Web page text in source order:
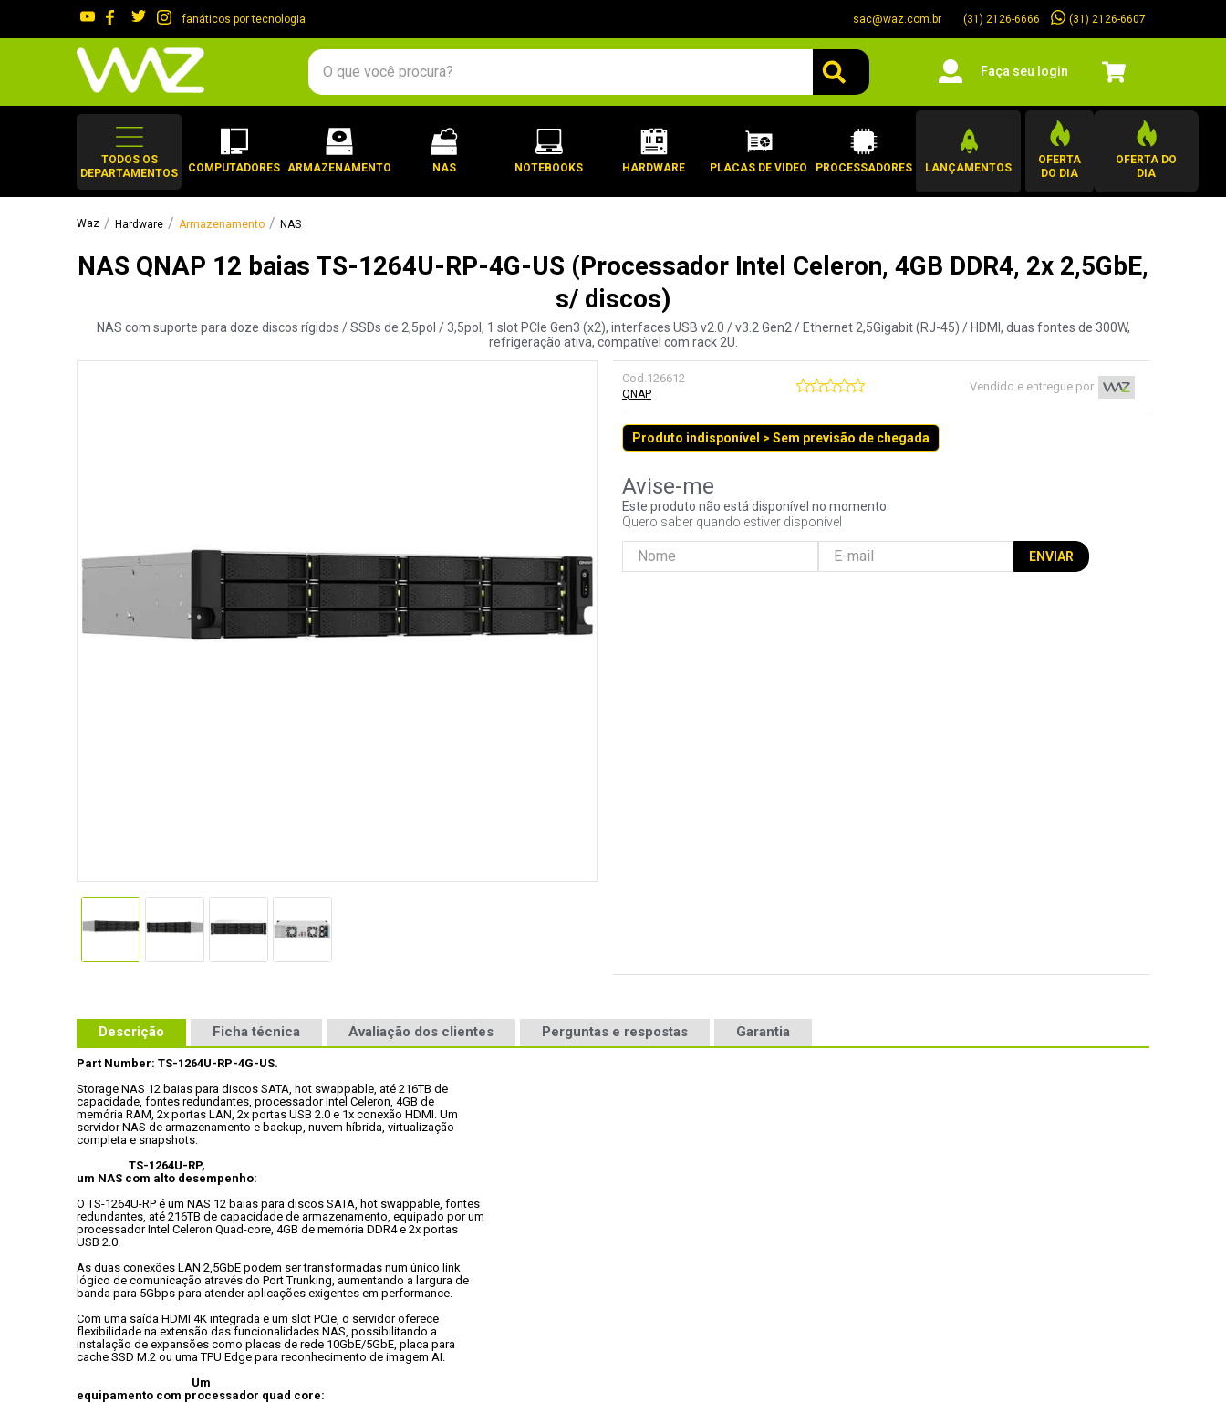
fanáticos por tecnologia sac@waz.com.br (31) 2126-6666 (31) 2126-6607
O que você procura?
Faça seu login
TODOS OS
DEPARTAMENTOS
COMPUTADORES ARMAZENAMENTO NAS NOTEBOOKS HARDWARE PLACAS DE VIDEO PROCESSADORES LANÇAMENTOS
OFERTA
DO DIA
OFERTA DO
DIA
Hardware Armazenamento NAS
NAS QNAP 12 baias TS-1264U-RP-4G-US (Processador Intel Celeron, 4GB DDR4, 2x 2,5GbE,
s/ discos)
NAS com suporte para doze discos rígidos / SSDs de 2,5pol / 3,5pol, 1 slot PCIe Gen3 (x2), interfaces USB v2.0 / v3.2 Gen2 / Ethernet 2,5Gigabit (RJ-45) / HDMI, duas fontes de 300W,
refrigeração ativa, compatível com rack 2U.
Cod.126612
QNAP
Vendido e entregue por
Produto indisponível > Sem previsão de chegada
Este produto não está disponível no momento
Quero saber quando estiver disponível
ENVIAR
Descrição Ficha técnica Avaliação dos clientes Perguntas e respostas Garantia
Part Number: TS-1264U-RP-4G-US.
Storage NAS 12 baias para discos SATA, hot swappable, até 216TB de
capacidade, fontes redundantes, processador Intel Celeron, 4GB de
memória RAM, 2x portas LAN, 2x portas USB 2.0 e 1x conexão HDMI. Um
servidor NAS de armazenamento e backup, nuvem híbrida, virtualização
completa e snapshots.
TS-1264U-RP,
um NAS com alto desempenho:
O TS-1264U-RP é um NAS 12 baias para discos SATA, hot swappable, fontes
redundantes, até 216TB de capacidade de armazenamento, equipado por um
processador Intel Celeron Quad-core, 4GB de memória DDR4 e 2x portas
USB 2.0.
As duas conexões LAN 2,5GbE podem ser transformadas num único link
lógico de comunicação através do Port Trunking, aumentando a largura de
banda para 5Gbps para atender aplicações exigentes em performance.
Com uma saída HDMI 4K integrada e um slot PCIe, o servidor oferece
flexibilidade na extensão das funcionalidades NAS, possibilitando a
instalação de expansões como placas de rede 10GbE/5GbE, placa para
cache SSD M.2 ou uma TPU Edge para reconhecimento de imagem AI.
Um
equipamento com processador quad core:
gabinete
2º
keychron
º
openbox
7º
jonsbo